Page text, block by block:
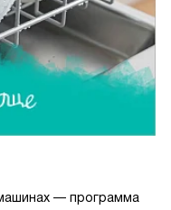
— программа